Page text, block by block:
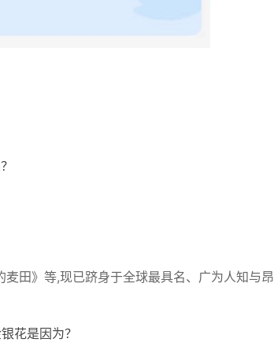
田》等,现已跻身于全球最具名、广为人知与昂
花是因为？